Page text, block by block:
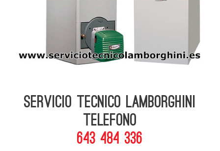
Servicio Tecnico Lamborghini
telefono
643 484 336